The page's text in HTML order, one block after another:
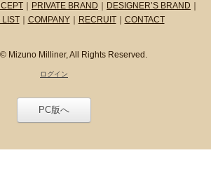
PRIVATE BRAND DESIGNER’S BRAND
LIST｜ COMPANY｜ RECRUIT｜ CONTACT
Mizuno Milliner, All Rights Reserved.
ログイン
PC版へ